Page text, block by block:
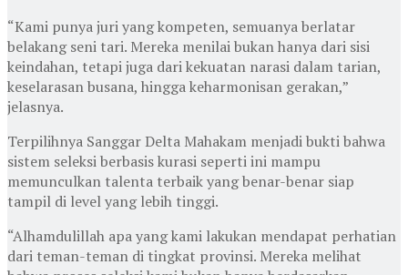
“Kami punya juri yang kompeten, semuanya berlatar
belakang seni tari. Mereka menilai bukan hanya dari sisi
keindahan, tetapi juga dari kekuatan narasi dalam tarian,
keselarasan busana, hingga keharmonisan gerakan,”
jelasnya.
Terpilihnya Sanggar Delta Mahakam menjadi bukti bahwa
sistem seleksi berbasis kurasi seperti ini mampu
memunculkan talenta terbaik yang benar-benar siap
tampil di level yang lebih tinggi.
“Alhamdulillah apa yang kami lakukan mendapat perhatian
dari teman-teman di tingkat provinsi. Mereka melihat